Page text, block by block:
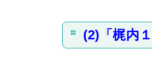
(2)「梶内